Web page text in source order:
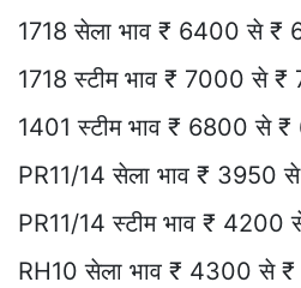
1718 सेला भाव ₹ 6400 से ₹
1718 स्टीम भाव ₹ 7000 से ₹
1401 स्टीम भाव ₹ 6800 से ₹
PR11/14 सेला भाव ₹ 3950
PR11/14 स्टीम भाव ₹ 4200
RH10 सेला भाव ₹ 4300 से